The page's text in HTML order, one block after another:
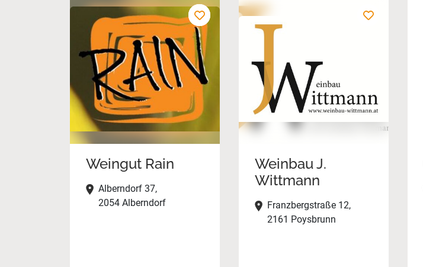
Weingut Rain
Alberndorf 37,
2054 Alberndorf
Weinbau J.
Wittmann
Franzbergstraße 12,
2161 Poysbrunn